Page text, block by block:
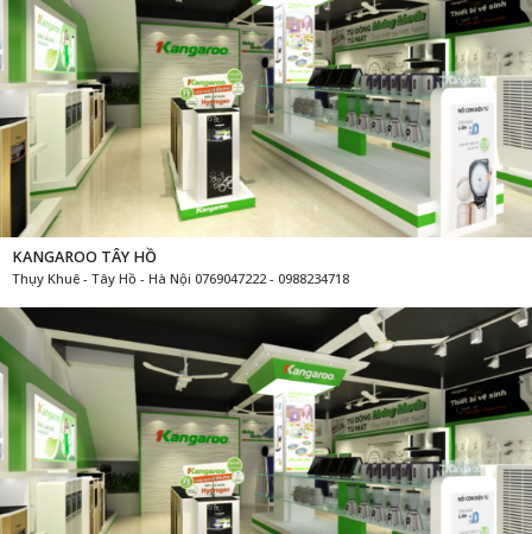
KANGAROO TÂY HỒ
Thụy Khuê - Tây Hồ - Hà Nội 0769047222 - 0988234718